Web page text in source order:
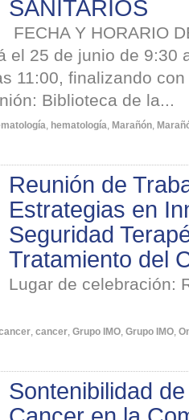
SANITARIOS
FECHA Y HORARIO
el 25 de junio de 9:30
11:00, finalizando
Biblioteca de la...
, hematología, Marañón,
Reunión de
Estrategias en
Seguridad
Tratamiento del
Lugar de celebración:
, cancer, Grupo IMO, Grupo IMO,
Sontenibilidad